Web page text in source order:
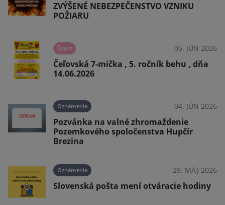
ZVÝŠENÉ NEBEZPEČENSTVO VZNIKU
POŽIARU
Šport 05. JÚN 2026
Čeľovská 7-mička , 5. ročník behu , dňa
14.06.2026
Oznámenia 04. JÚN 2026
Pozvánka na valné zhromaždenie
Pozemkového spoločenstva Hupčír
Brezina
Oznámenia 29. MÁJ 2026
Slovenská pošta mení otváracie hodiny